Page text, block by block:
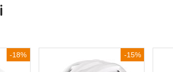
-18% -15%